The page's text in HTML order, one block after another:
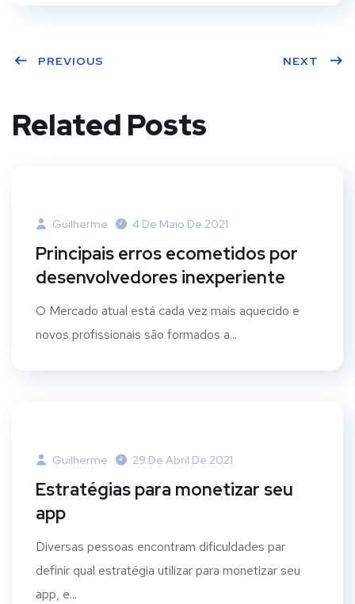
PREVIOUS NEXT
Related Posts
Guilherme 4 De Maio De 2021
Principais erros ecometidos por
desenvolvedores inexperiente
O Mercado atual está cada vez mais aquecido e
novos profissionais são formados a...
Guilherme 29 De Abril De 2021
Estratégias para monetizar seu
app
Diversas pessoas encontram dificuldades par
definir qual estratégia utilizar para monetizar seu
app, e...